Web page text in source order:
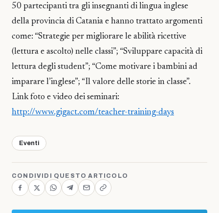
50 partecipanti tra gli insegnanti di lingua inglese
della provincia di Catania e hanno trattato argomenti
come: “Strategie per migliorare le abilità ricettive
(lettura e ascolto) nelle classi”; “Sviluppare capacità di
lettura degli student”; “Come motivare i bambini ad
imparare l’inglese”; “Il valore delle storie in classe”.
Link foto e video dei seminari:
http://www.gigact.com/teacher-training-days
Eventi
CONDIVIDI QUESTO ARTICOLO